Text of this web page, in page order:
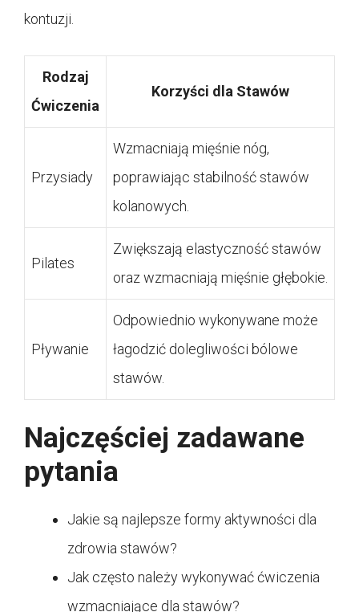
kontuzji.
Rodzaj
Ćwiczenia
Korzyści dla Stawów
Przysiady
Wzmacniają mięśnie nóg,
poprawiając stabilność stawów
kolanowych.
Pilates
Zwiększają elastyczność stawów
oraz wzmacniają mięśnie głębokie.
Pływanie
Odpowiednio wykonywane może
łagodzić dolegliwości bólowe
stawów.
Najczęściej zadawane
pytania
Jakie są najlepsze formy aktywności dla
zdrowia stawów?
Jak często należy wykonywać ćwiczenia
wzmacniające dla stawów?